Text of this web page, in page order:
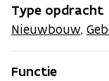
Type opdracht
Nieuwbouw,
Functie